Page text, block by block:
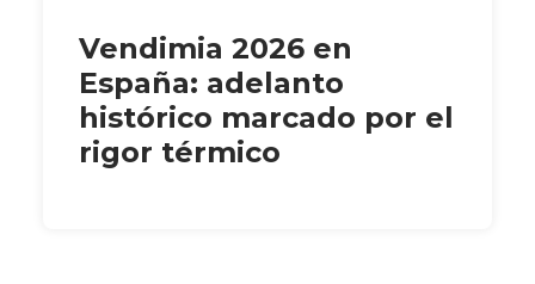
Vendimia 2026 en
España: adelanto
histórico marcado por el
rigor térmico